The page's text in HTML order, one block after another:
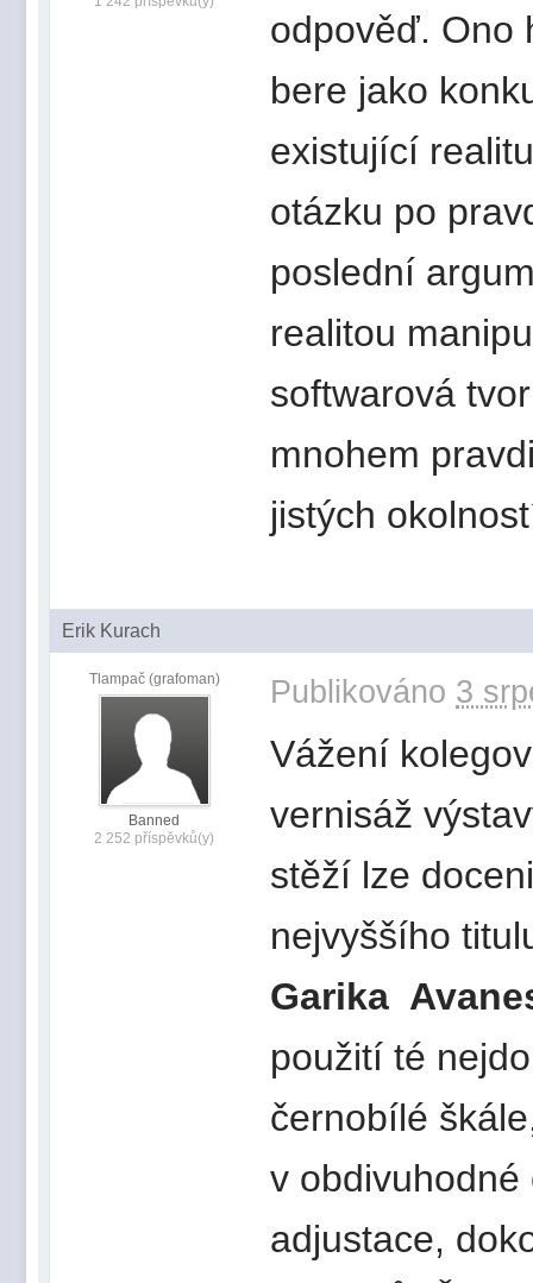
odpověď. Ono
bere jako
existující
otázku po
poslední
realitou
softwarová
mnohem
jistých
Erik Kurach
Tlampač (grafoman)
Banned
2 252 příspěvků(y)
Publikováno 3
Vážení
vernisáž
stěží lze
nejvyššího
Garika
použití té
černobílé
v
adjustace,